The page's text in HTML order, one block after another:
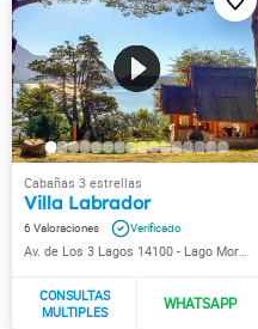
Villa Labrador
6